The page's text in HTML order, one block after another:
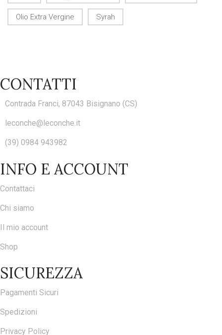
Olio Extra Vergine Syrah
CONTATTI
Contrada Franci, 87043 Bisignano (CS)
leconche@leconche.it
(39) 0984 943982
INFO E ACCOUNT
Contattaci
Chi siamo
Il mio account
Shop
SICUREZZA
Pagamenti Sicuri
Spedizioni
Privacy Policy